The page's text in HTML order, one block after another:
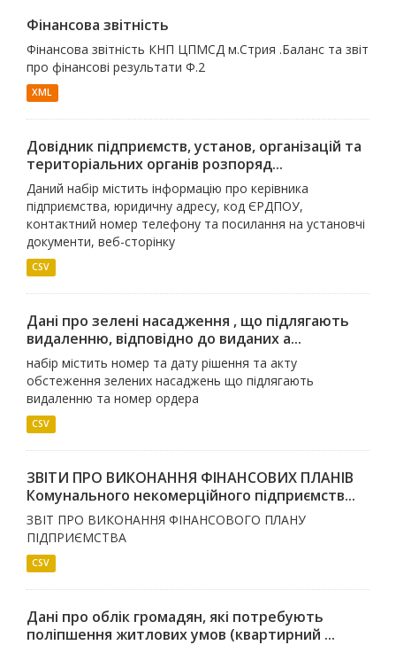
Фінансова звітність
Фінансова звітність КНП ЦПМСД м.Стрия .Баланс та звіт
про фінансові результати Ф.2
XML
Довідник підприємств, установ, організацій та
територіальних органів розпоряд...
Даний набір містить інформацію про керівника
підприємства, юридичну адресу, код ЄРДПОУ,
контактний номер телефону та посилання на установчі
документи, веб-сторінку
CSV
Дані про зелені насадження , що підлягають
видаленню, відповідно до виданих а...
набір містить номер та дату рішення та акту
обстеження зелених насаджень що підлягають
видаленню та номер ордера
CSV
ЗВІТИ ПРО ВИКОНАННЯ ФІНАНСОВИХ ПЛАНІВ
Комунального некомерційного підприємств...
ЗВІТ ПРО ВИКОНАННЯ ФІНАНСОВОГО ПЛАНУ
ПІДПРИЄМСТВА
CSV
Дані про облік громадян, які потребують
поліпшення житлових умов (квартирний ...